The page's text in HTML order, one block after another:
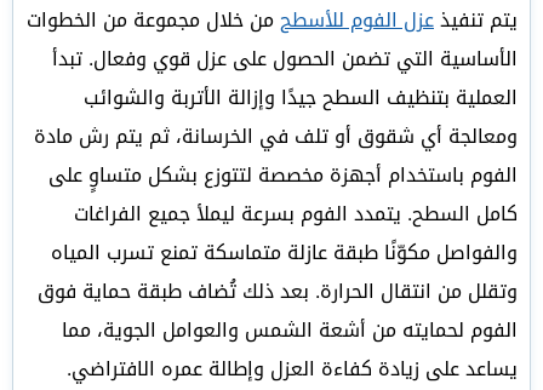
يتم تنفيذعزل الفوم للأسطحمن خلال مجموعة من الخطوات
الأساسية التي تضمن الحصول على عزل قوي وفعال. تبدأ
العملية بتنظيف السطح جيدًا وإزالة الأتربة والشوائب
ومعالجة أي شقوق أو تلف في الخرسانة، ثم يتم رش مادة
الفوم باستخدام أجهزة مخصصة لتتوزع بشكل متساوٍ على
كامل السطح. يتمدد الفوم بسرعة ليملأ جميع الفراغات
والفواصل مكوّنًا طبقة عازلة متماسكة تمنع تسرب المياه
وتقلل من انتقال الحرارة. بعد ذلك تُضاف طبقة حماية فوق
الفوم لحمايته من أشعة الشمس والعوامل الجوية، مما
يساعد على زيادة كفاءة العزل وإطالة عمره الافتراضي.